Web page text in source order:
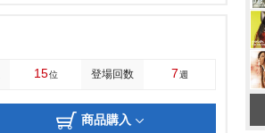
15位 登場回数 7週
商品購入